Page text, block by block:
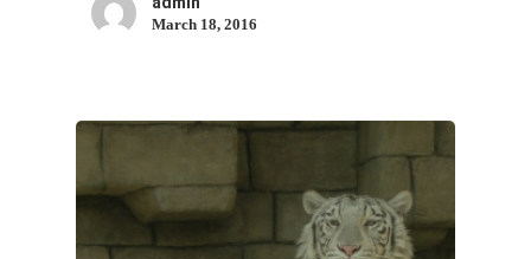
March 18, 2016